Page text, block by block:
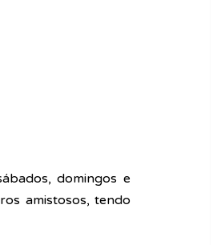
domingos e
amistosos, tendo